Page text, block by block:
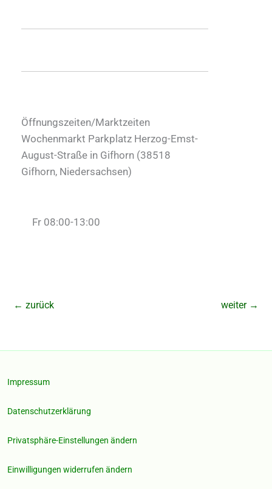
Öffnungszeiten/Marktzeiten
Wochenmarkt Parkplatz Herzog-Emst-
August-Straße in Gifhorn (38518
Gifhorn, Niedersachsen)
Fr 08:00-13:00
← zurück weiter →
Impressum
Datenschutzerklärung
Privatsphäre-Einstellungen ändern
Einwilligungen widerrufen ändern